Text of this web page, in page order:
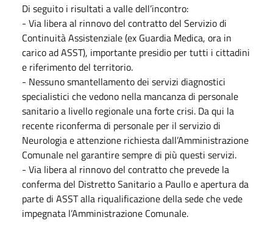
Di seguito i risultati a valle dell’incontro:
- Via libera al rinnovo del contratto del Servizio di
Continuità Assistenziale (ex Guardia Medica, ora in
carico ad ASST), importante presidio per tutti i cittadini
e riferimento del territorio.
- Nessuno smantellamento dei servizi diagnostici
specialistici che vedono nella mancanza di personale
sanitario a livello regionale una forte crisi. Da qui la
recente riconferma di personale per il servizio di
Neurologia e attenzione richiesta dall’Amministrazione
Comunale nel garantire sempre di più questi servizi.
- Via libera al rinnovo del contratto che prevede la
conferma del Distretto Sanitario a Paullo e apertura da
parte di ASST alla riqualificazione della sede che vede
impegnata l’Amministrazione Comunale.